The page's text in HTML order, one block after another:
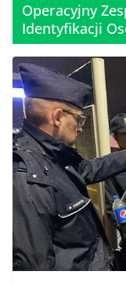
Operacyjny
Identyfikacji